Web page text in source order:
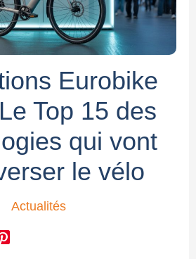
Eurobike
Top 15 des
qui vont
le vélo
Actualités